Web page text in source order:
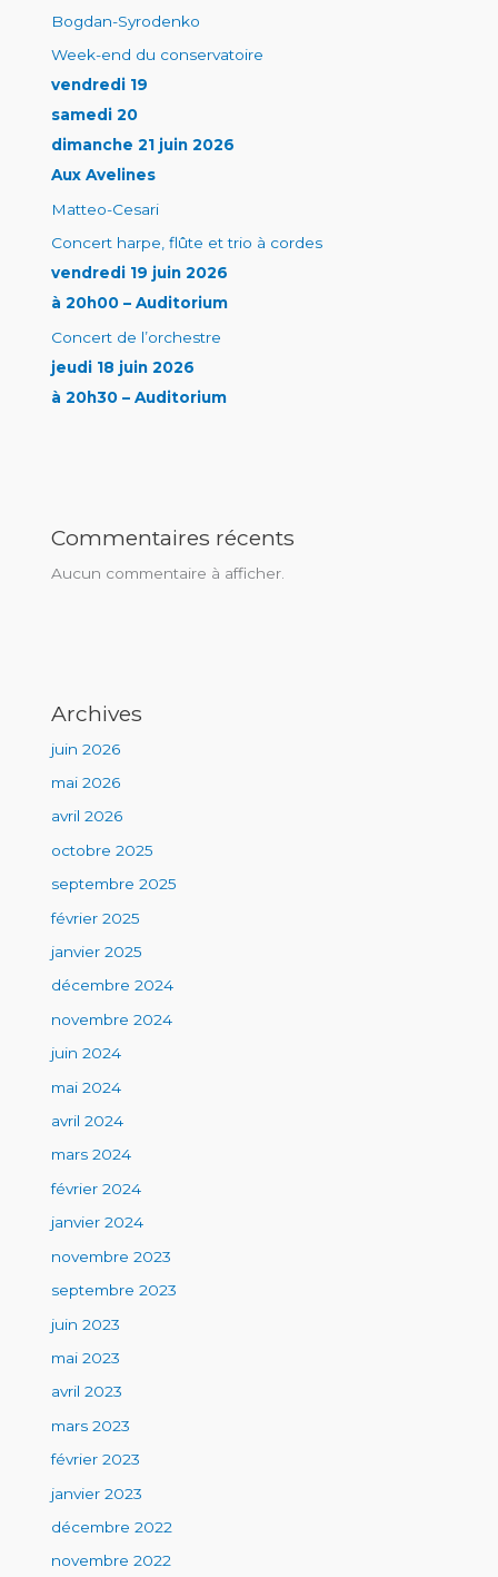
Bogdan-Syrodenko
Week-end du conservatoire
vendredi 19
samedi 20
dimanche 21 juin 2026
Aux Avelines
Matteo-Cesari
Concert harpe, flûte et trio à cordes
vendredi 19 juin 2026
à 20h00 – Auditorium
Concert de l’orchestre
jeudi 18 juin 2026
à 20h30 – Auditorium
Commentaires récents
Aucun commentaire à afficher.
Archives
juin 2026
mai 2026
avril 2026
octobre 2025
septembre 2025
février 2025
janvier 2025
décembre 2024
novembre 2024
juin 2024
mai 2024
avril 2024
mars 2024
février 2024
janvier 2024
novembre 2023
septembre 2023
juin 2023
mai 2023
avril 2023
mars 2023
février 2023
janvier 2023
décembre 2022
novembre 2022